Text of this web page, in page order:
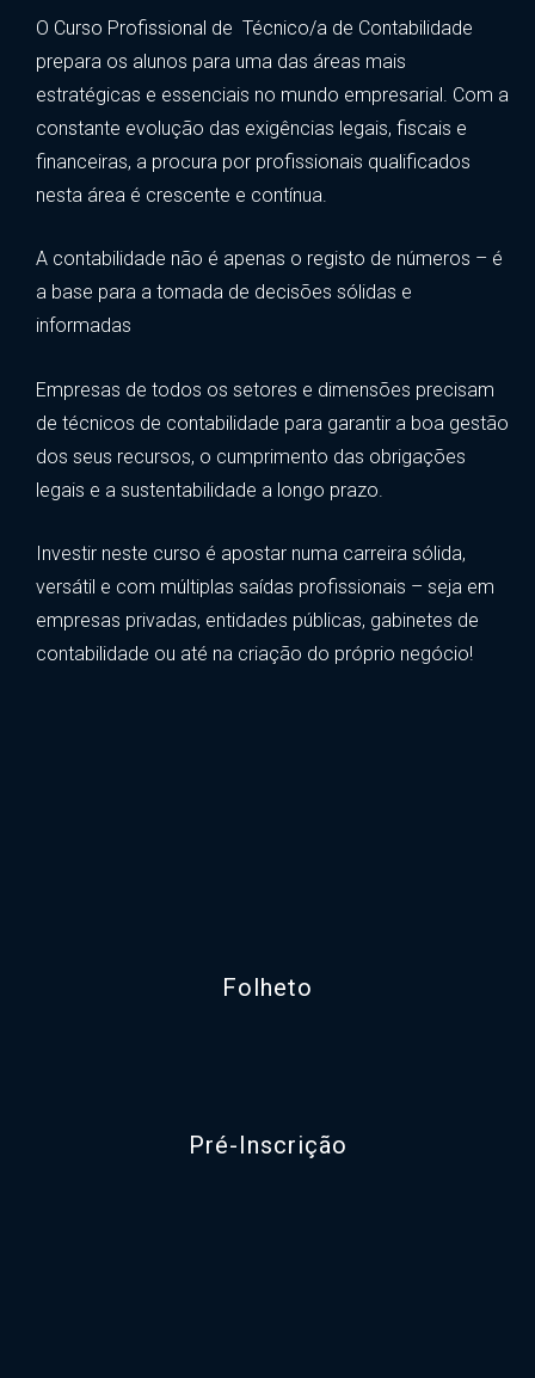
O Curso Profissional de Técnico/a de Contabilidade
prepara os alunos para uma das áreas mais
estratégicas e essenciais no mundo empresarial. Com a
constante evolução das exigências legais, fiscais e
financeiras, a procura por profissionais qualificados
nesta área é crescente e contínua.
A contabilidade não é apenas o registo de números – é
a base para a tomada de decisões sólidas e
informadas
Empresas de todos os setores e dimensões precisam
de técnicos de contabilidade para garantir a boa gestão
dos seus recursos, o cumprimento das obrigações
legais e a sustentabilidade a longo prazo.
Investir neste curso é apostar numa carreira sólida,
versátil e com múltiplas saídas profissionais – seja em
empresas privadas, entidades públicas, gabinetes de
contabilidade ou até na criação do próprio negócio!
Folheto
Pré-Inscrição